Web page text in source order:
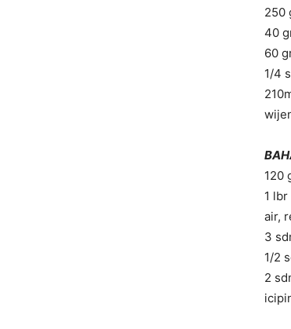
250
40
60
1/4
120
1
air,
3
1/2
2